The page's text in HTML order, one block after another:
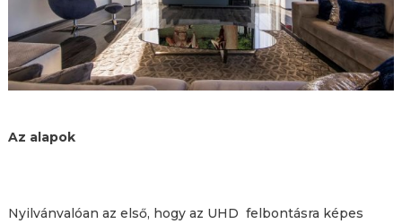
Az alapok
Nyilvánvalóan az első, hogy az UHD felbontásra képes